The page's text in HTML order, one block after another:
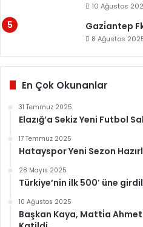
10 Ağustos
Gazi̇antep
8 Ağustos
En Çok Okunanlar
31 Temmuz 2025
Elazığ’a Sekiz Yeni Futbol
17 Temmuz 2025
Hatayspor Yeni Sezon
28 Mayıs 2025
Türkiye’nin ilk 500′ üne
10 Ağustos 2025
Başkan Kaya, Matti̇a